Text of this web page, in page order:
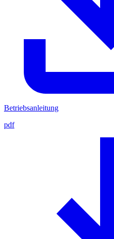
Betriebsanleitung
pdf